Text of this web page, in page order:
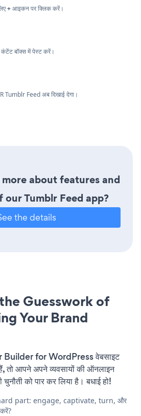
+आइकन पर क्लिक करें।
कंटेंट बॉक्स में पेस्ट करें।
Tumblr Feed अब दिखाई देगा।
about features and
Tumblr Feed app?
the details
Guesswork of
Your Brand
Builder for WordPress वेबसाइट
तो आपने अपने व्यवसायों की ऑनलाइन
को पार कर लिया है। बधाई हो!
part: engage, captivate, turn, और